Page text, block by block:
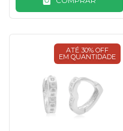
ATÉ 30% OFF
EM QUANTIDADE